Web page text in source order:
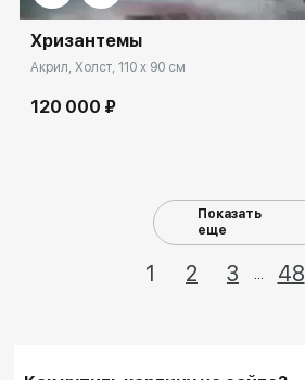
Хризантемы
Акрил, Холст, 110 x 90 см
120 000 ₽
Показать
еще
1 2 3 48